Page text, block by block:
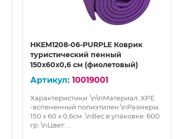
HKEM1208-06-PURPLE Коврик
туристический пенный
150х60х0,6 см (фиолетовый)
10019001
Характеристики: \n\nМатериал: XPE
-вспененный полиэтилен \nРазмеры:
150 х 60 х 0,6см. \nВес в упаковке: 600
гр. \nЦвет: ..